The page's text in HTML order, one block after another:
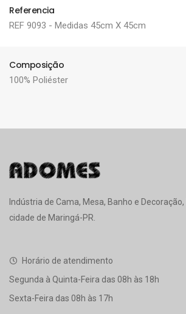
Referencia
REF 9093 - Medidas 45cm X 45cm
Composição
100% Poliéster
Indústria de Cama, Mesa, Banho e
cidade de Maringá-PR.
Horário de atendimento
Segunda à Quinta-Feira das 08h às 18h
Sexta-Feira das 08h às 17h